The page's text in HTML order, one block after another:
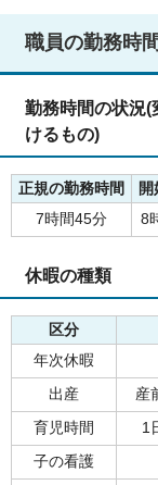
職員の勤務時
勤務時間の状況(
けるもの)
正規の勤務時間 開
7時間45分
8
休暇の種類
区分
年次休暇
出産 産
育児時間 1
子の看護